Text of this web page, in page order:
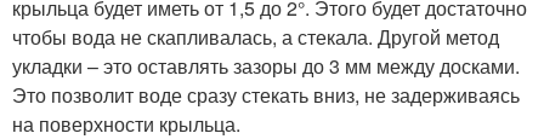
крыльца будет иметь от 1,5 до 2°. Этого будет достаточно
чтобы вода не скапливалась, а стекала. Другой метод
укладки – это оставлять зазоры до 3 мм между досками.
Это позволит воде сразу стекать вниз, не задерживаясь
на поверхности крыльца.